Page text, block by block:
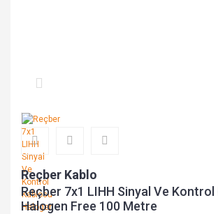
Reçber Kablo
Reçber 7x1 LIHH Sinyal Ve Kontrol
Halogen Free 100 Metre